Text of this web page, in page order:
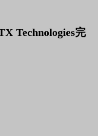
Technologies完